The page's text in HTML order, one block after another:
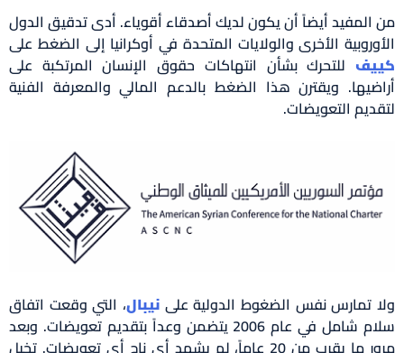
من المفيد أيضاً أن يكون لديك أصدقاء أقوياء. أدى تدقيق الدول
الأوروبية الأخرى والولايات المتحدة في أوكرانيا إلى الضغط على
كييف للتحرك بشأن انتهاكات حقوق الإنسان المرتكبة على
أراضيها. ويقترن هذا الضغط بالدعم المالي والمعرفة الفنية
لتقديم التعويضات.
ولا تمارس نفس الضغوط الدولية على نيبال، التي وقعت اتفاق
سلام شامل في عام 2006 يتضمن وعداً بتقديم تعويضات. وبعد